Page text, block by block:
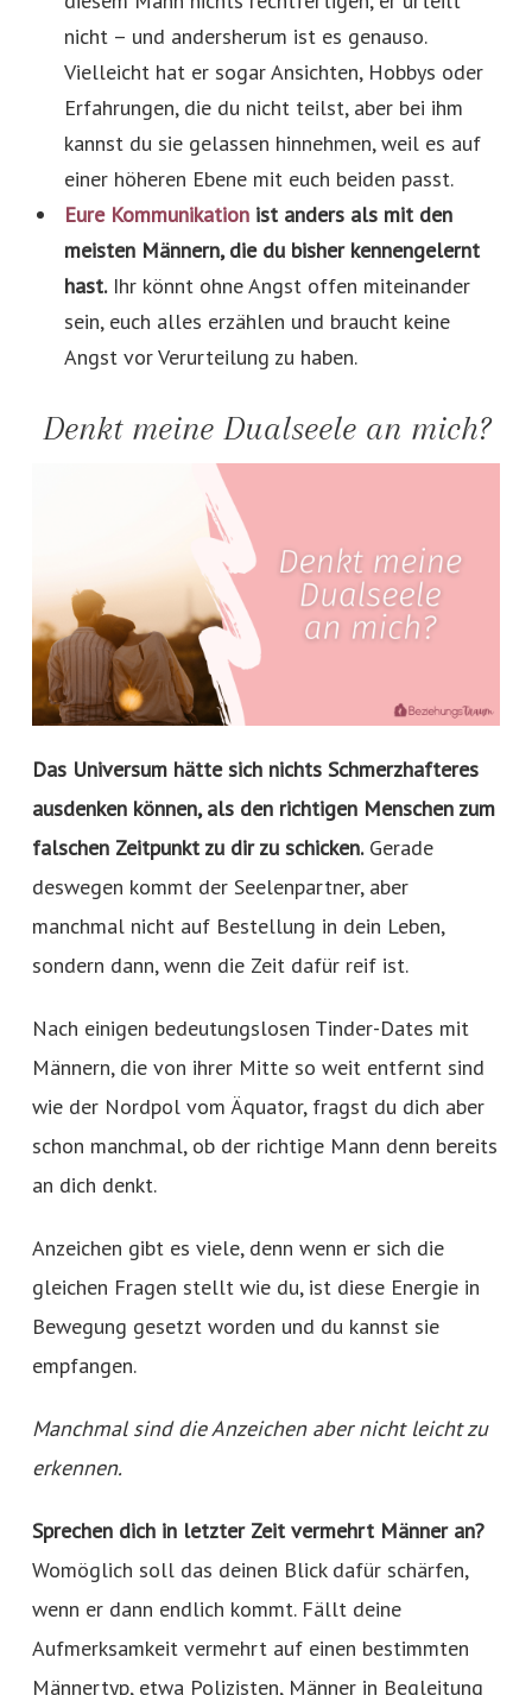
nicht – und andersherum ist es genauso.
Vielleicht hat er sogar Ansichten, Hobbys oder
Erfahrungen, die du nicht teilst, aber bei ihm
kannst du sie gelassen hinnehmen, weil es auf
einer höheren Ebene mit euch beiden passt.
Eure Kommunikationist anders als mit den
meisten Männern, die du bisher kennengelernt
hast.Ihr könnt ohne Angst offen miteinander
sein, euch alles erzählen und braucht keine
Angst vor Verurteilung zu haben.
Denkt meine Dualseele an mich?
Das Universum hätte sich nichts Schmerzhafteres
ausdenken können, als den richtigen Menschen zum
falschen Zeitpunkt zu dir zu schicken.Gerade
deswegen kommt der Seelenpartner, aber
manchmal nicht auf Bestellung in dein Leben,
sondern dann, wenn die Zeit dafür reif ist.
Nach einigen bedeutungslosen Tinder-Dates mit
Männern, die von ihrer Mitte so weit entfernt sind
wie der Nordpol vom Äquator, fragst du dich aber
schon manchmal, ob der richtige Mann denn bereits
an dich denkt.
Anzeichen gibt es viele, denn wenn er sich die
gleichen Fragen stellt wie du, ist diese Energie in
Bewegung gesetzt worden und du kannst sie
empfangen.
Manchmal sind die Anzeichen aber nicht leicht zu
erkennen.
Sprechen dich in letzter Zeit vermehrt Männer an?
Womöglich soll das deinen Blick dafür schärfen,
wenn er dann endlich kommt. Fällt deine
Aufmerksamkeit vermehrt auf einen bestimmten
Männertyp, etwa Polizisten, Männer in Begleitung